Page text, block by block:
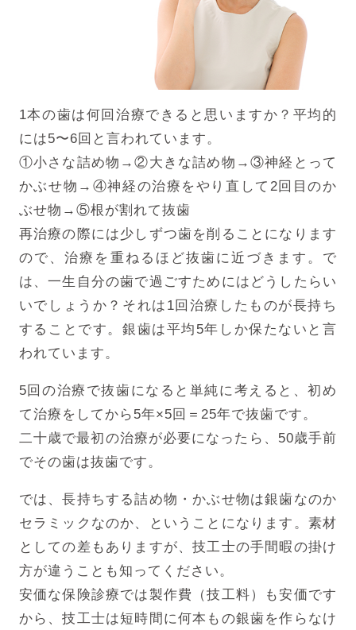
1本の歯は何回治療できると思いますか？ 平均的
には5〜6回と言われています。
①小さな詰め物→②大きな詰め物→③神経とって
かぶせ物→④神経の治療をやり直して2回目のか
ぶせ物→⑤根が割れて抜歯
再治療の際には少しずつ歯を削ることになります
ので、治療を重ねるほど抜歯に近づきます。で
は、一生自分の歯で過ごすためにはどうしたらい
いでしょうか？それは1回治療したものが長持ち
することです。銀歯は平均5年しか保たないと言
われています。
5回の治療で抜歯になると単純に考えると、初め
て治療をしてから5年×5回＝25年で抜歯です。
二十歳で最初の治療が必要になったら、50歳手前
でその歯は抜歯です。
では、長持ちする詰め物・かぶせ物は銀歯なのか
セラミックなのか、ということになります。素材
としての差もありますが、技工士の手間暇の掛け
方が違うことも知ってください。
安価な保険診療では製作費（技工料）も安価です
から、技工士は短時間に何本もの銀歯を作らなけ